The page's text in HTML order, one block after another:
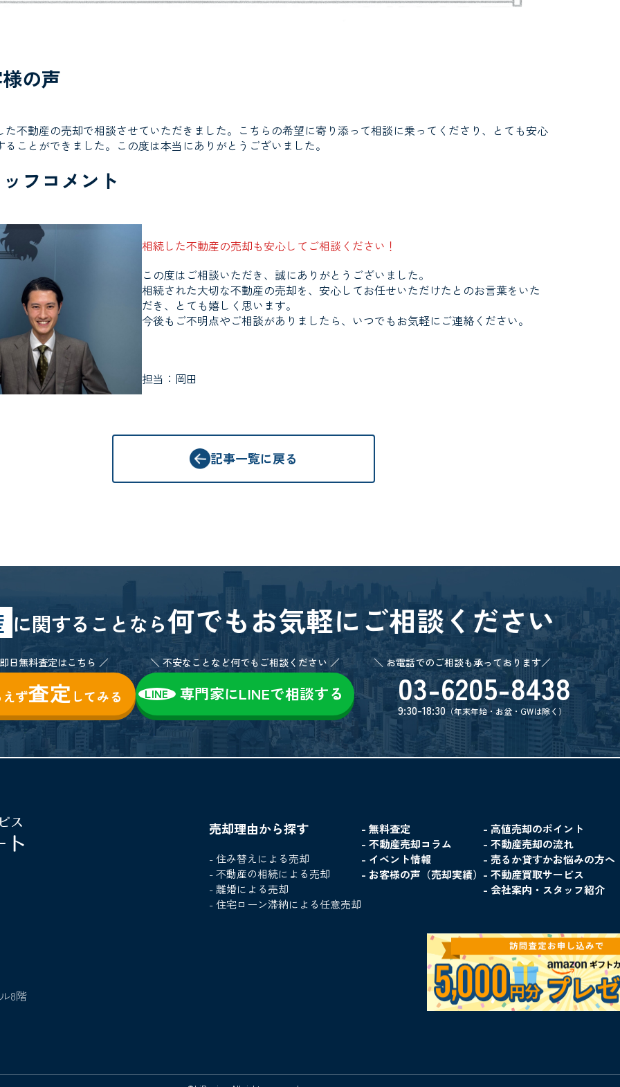
の声
た不動産の売却で相談させていただきました。こちらの希望に寄り添って相談に乗ってくださり、とても安心
ることができました。この度は本当にありがとうございました。
フコメント
相続した不動産の売却も安心してご相談ください！
この度はご相談いただき、誠にありがとうございました。
相続された大切な不動産の売却を、安心してお任せいただけたとのお言葉をいた
だき、とても嬉しく思います。
今後もご不明点やご相談がありましたら、いつでもお気軽にご連絡ください。
担当：岡田
記事一覧に戻る
に関することなら何でもお気軽にご相談ください
日無料査定はこちら ／
ず査定してみる
＼ 不安なことなど何でもご相談ください ／
LINE 専門家にLINEで相談する
＼ お電話でのご相談も承っております／
03-6205-8438
9:30-18:30（年末年始・お盆・GWは除く）
8階
売却理由から探す
- 住み替えによる売却
- 不動産の相続による売却
- 離婚による売却
- 住宅ローン滞納による任意売却
- 無料査定
- 不動産売却コラム
- イベント情報
- お客様の声（売却実績）
- 高値売却のポイント
- 不動産売却の流れ
- 売るか貸すかお悩みの方へ
- 不動産買取サービス
- 会社案内・スタッフ紹介